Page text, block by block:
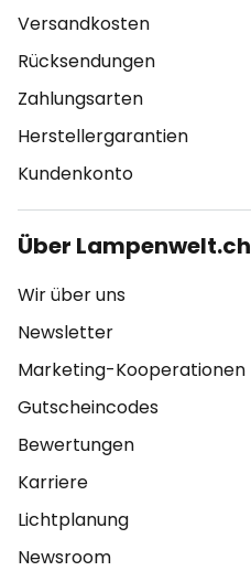
Versandkosten
Rücksendungen
Zahlungsarten
Herstellergarantien
Kundenkonto
Über Lampenwelt.ch
Wir über uns
Newsletter
Marketing-Kooperationen
Gutscheincodes
Bewertungen
Karriere
Lichtplanung
Newsroom